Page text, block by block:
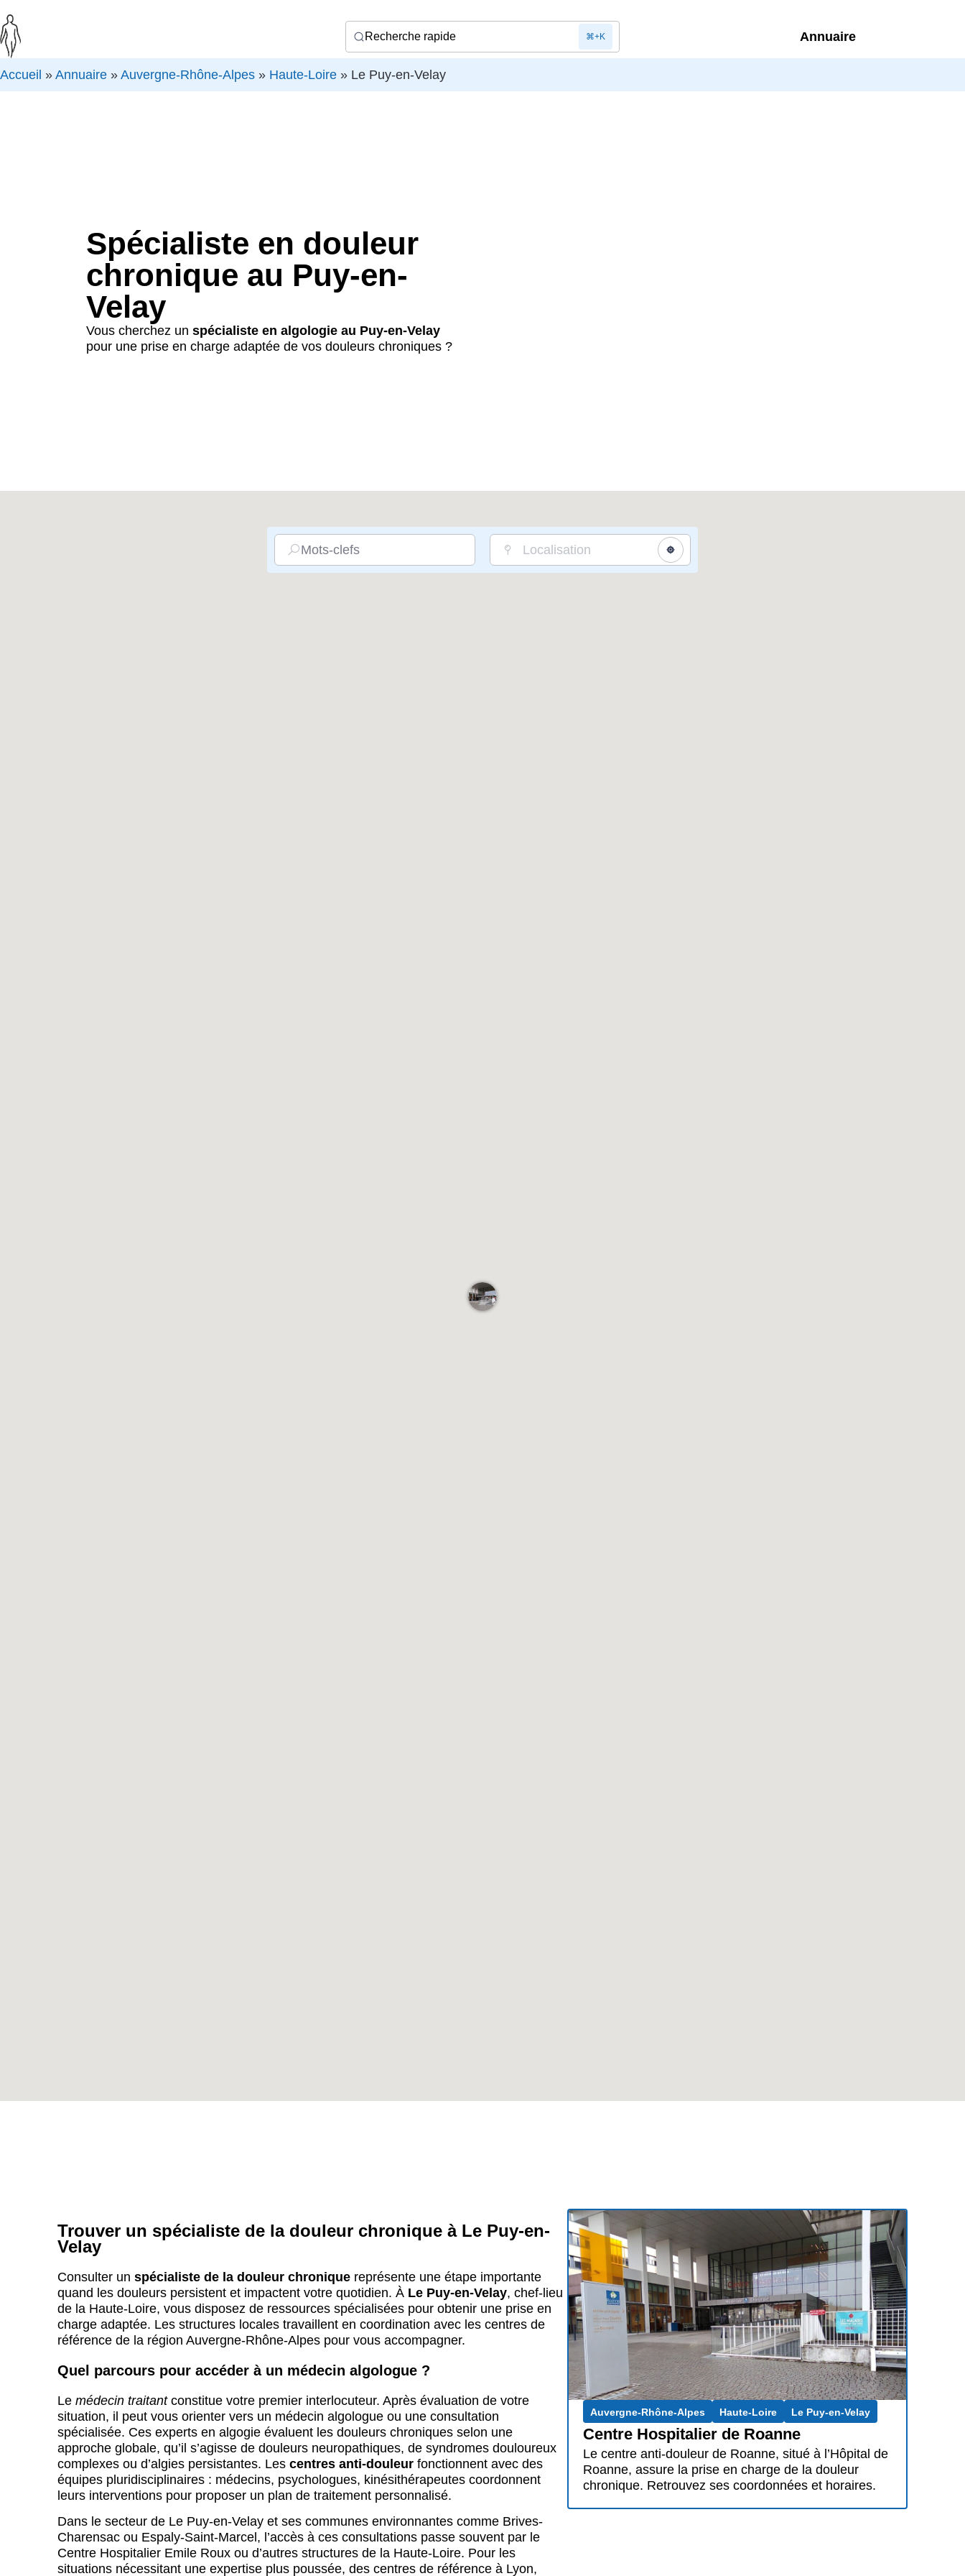
Recherche rapide ⌘+K Annuaire
Accueil » Annuaire » Auvergne-Rhône-Alpes » Haute-Loire » Le Puy-en-Velay
Spécialiste en douleur
chronique au Puy-en-
Velay
Vous cherchez un spécialiste en algologie au Puy-en-Velay
pour une prise en charge adaptée de vos douleurs chroniques ?
Mots-clefs
Trouver un spécialiste de la douleur chronique à Le Puy-en-
Velay
Consulter un spécialiste de la douleur chronique représente une étape importante
quand les douleurs persistent et impactent votre quotidien. À Le Puy-en-Velay, chef-lieu
de la Haute-Loire, vous disposez de ressources spécialisées pour obtenir une prise en
charge adaptée. Les structures locales travaillent en coordination avec les centres de
référence de la région Auvergne-Rhône-Alpes pour vous accompagner.
Quel parcours pour accéder à un médecin algologue ?
Le médecin traitantconstitue votre premier interlocuteur. Après évaluation de votre
situation, il peut vous orienter vers un médecin algologue ou une consultation
spécialisée. Ces experts en algogie évaluent les douleurs chroniques selon une
approche globale, qu’il s’agisse de douleurs neuropathiques, de syndromes douloureux
complexes ou d’algies persistantes. Les centres anti-douleur fonctionnent avec des
équipes pluridisciplinaires : médecins, psychologues, kinésithérapeutes coordonnent
leurs interventions pour proposer un plan de traitement personnalisé.
Dans le secteur de Le Puy-en-Velay et ses communes environnantes comme Brives-
Charensac ou Espaly-Saint-Marcel, l’accès à ces consultations passe souvent par le
Centre Hospitalier Emile Roux ou d’autres structures de la Haute-Loire. Pour les
situations nécessitant une expertise plus poussée, des centres de référence à Lyon,
Auvergne-Rhône-Alpes Haute-Loire Le Puy-en-Velay
Centre Hospitalier de Roanne
Le centre anti-douleur de Roanne, situé à l’Hôpital de
Roanne, assure la prise en charge de la douleur
chronique. Retrouvez ses coordonnées et horaires.